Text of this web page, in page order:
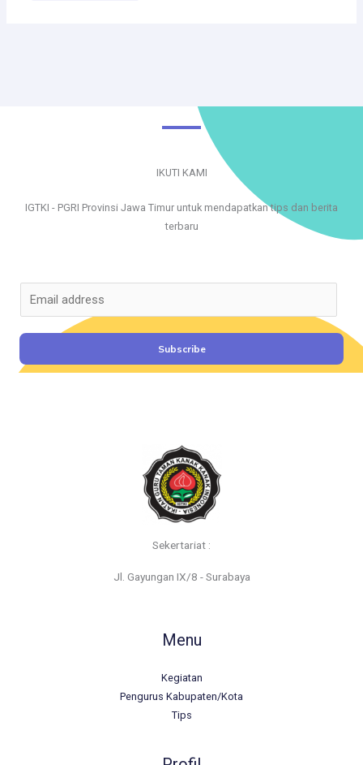
IKUTI KAMI
IGTKI - PGRI Provinsi Jawa Timur untuk mendapatkan tips dan berita
terbaru
l
Subscribe
Sekertariat :
Jl. Gayungan IX/8 - Surabaya
Menu
Kegiatan
Pengurus Kabupaten/Kota
Tips